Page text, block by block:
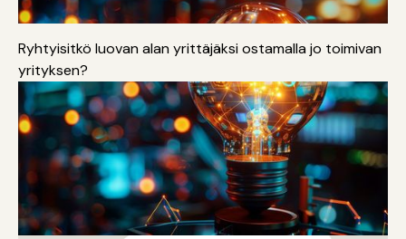
Yrittäjyys
Ryhtyisitkö luovan alan yrittäjäksi ostamalla jo toimivan
yrityksen?